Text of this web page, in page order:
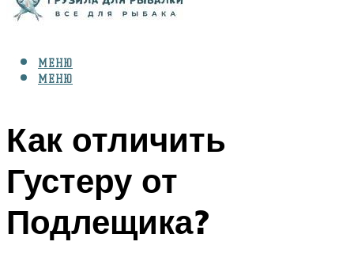
СНАРЯЖЕНИЕ
МЕНЮ
МЕНЮ
Как отличить
Густеру от
Подлещика?